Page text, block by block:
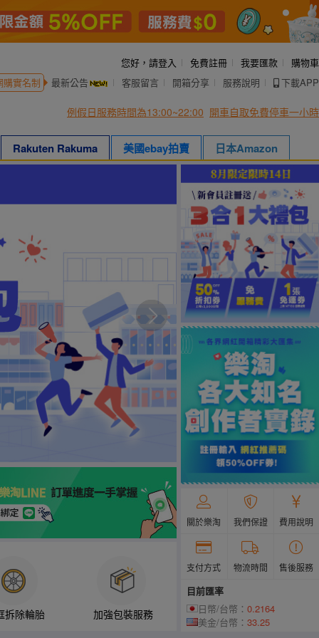
您好， 請登入 免費註冊 我要匯款
購物車
實名制
最新公告 客服留言 開箱分享 服務說明 下載APP
例假日服務時間為13:00~22:00 開車自取免費停車一小時
Rakuten Rakuma 美國ebay拍賣 日本Amazon
拆除輪胎 加強包裝服務
關於樂淘 我們保證 費用說明
支付方式 物流時間 售後服務
目前匯率
日幣/台幣： 0.2164
美金/台幣： 33.25